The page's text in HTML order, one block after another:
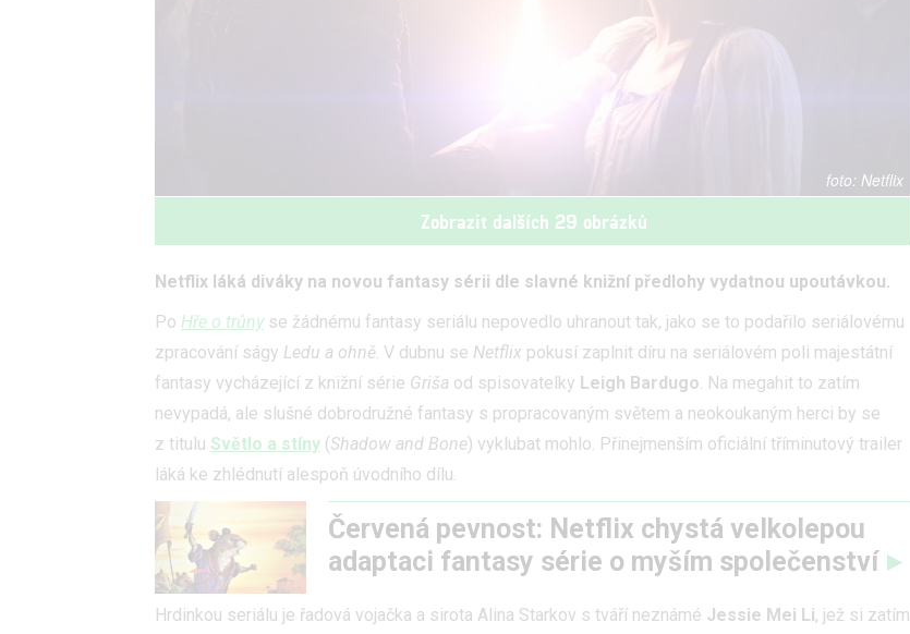
Netflix
Zobrazit dalších 29 obrázků
Netflix láká diváky na novou fantasy sérii dle slavné knižní předlohy vydatnou upoutávkou.
Po Hře o trůnyse žádnému fantasy seriálu nepovedlo uhranout tak, jako se to podařilo seriálovému
zpracování ságy Ledu a ohně. V dubnu se Netflix pokusí zaplnit díru na seriálovém poli majestátní
fantasy vycházející z knižní série Griša od spisovatelky Leigh Bardugo. Na megahit to zatím
nevypadá, ale slušné dobrodružné fantasy s propracovaným světem a neokoukaným herci by se
z titulu Světlo a stíny (Shadow and Bone) vyklubat mohlo. Přinejmenším oficiální tříminutový trailer
láká ke zhlédnutí alespoň úvodního dílu.
Červená pevnost: Netflix chystá velkolepou
adaptaci fantasy série o myším společenství
Hrdinkou seriálu je řadová vojačka a sirota Alina Starkov s tváří neznámé Jessie Mei Li, jež si zatím